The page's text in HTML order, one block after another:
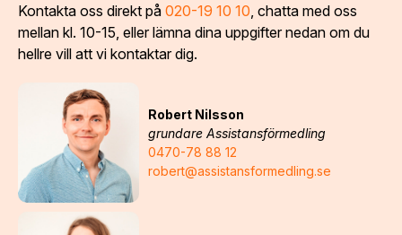
Kontakta oss direkt på 020-19 10 10 , chatta med oss
mellan kl. 10-15, eller lämna dina uppgifter nedan om du
hellre vill att vi kontaktar dig.
Robert Nilsson
grundare Assistansförmedling
0470-78 88 12
robert@assistansformedling.se